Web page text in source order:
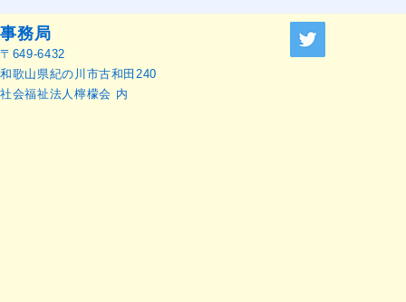
催のお知らせ
本語訳）
事務局
〒649-6432
和歌山県紀の川市古和田240
社会福祉法人檸檬会 内